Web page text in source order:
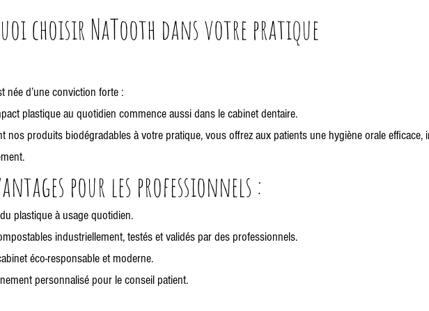
choisir NaTooth dans votre pratique
née d’une conviction forte :
plastique au quotidien commence aussi dans le cabinet dentaire.
nos produits biodégradables à votre pratique, vous offrez aux patients une hygiène orale efficace,
pour les professionnels :
plastique à usage quotidien.
industriellement, testés et validés par des professionnels.
éco-responsable et moderne.
personnalisé pour le conseil patient.